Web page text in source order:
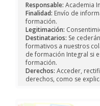
Responsable: Academia
Finalidad: Envío de
formación.
Legitimación:
Destinatarios: Se
formativos a nuestros
de formación Integral si
formación.
Derechos: Acceder,
derechos, como se